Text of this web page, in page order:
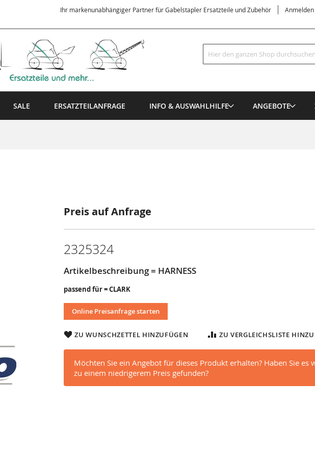
Ihr markenunabhängiger Partner für Gabelstapler Ersatzteile und Zubehör Anmelden
Suche
SALE ERSATZTEILANFRAGE INFO & AUSWAHLHILFE ANGEBOTE
Preis auf Anfrage
2325324
Artikelbeschreibung = HARNESS
passend für = CLARK
Online Preisanfrage starten
ZU WUNSCHZETTEL HINZUFÜGEN ZU VERGLEICHSLISTE
Möchten Sie ein Angebot für dieses Produkt erhalten? Haben Sie es
zu einem niedrigerem Preis gefunden?